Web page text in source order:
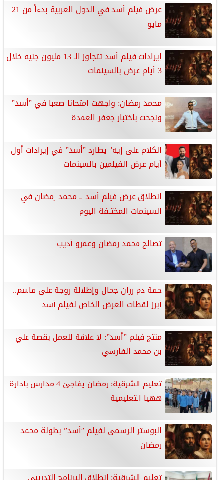
عرض فيلم أسد في الدول العربية بدءاً من 21
مايو
إيرادات فيلم أسد تتجاوز الـ 13 مليون جنيه خلال
3 أيام عرض بالسينمات
محمد رمضان: واجهت امتحانا صعبا في ”أسد”
ونجحت باختبار جعفر العمدة
الكلام على إيه” يطارد ”أسد” في إيرادات أول
أيام عرض الفيلمين بالسينمات
انطلاق عرض فيلم أسد لـ محمد رمضان في
السينمات المختلفة اليوم
تصالح محمد رمضان وعمرو أديب
خفة دم رزان جمال وإطلالة زوجة على قاسم..
أبرز لقطات العرض الخاص لفيلم أسد
منتج فيلم ”أسد”: لا علاقة للعمل بقصة علي
بن محمد الفارسي
تعليم الشرقية: رمضان يفاجئ 4 مدارس بادارة
ههيا التعليمية
البوستر الرسمى لفيلم ”أسد” بطولة محمد
رمضان